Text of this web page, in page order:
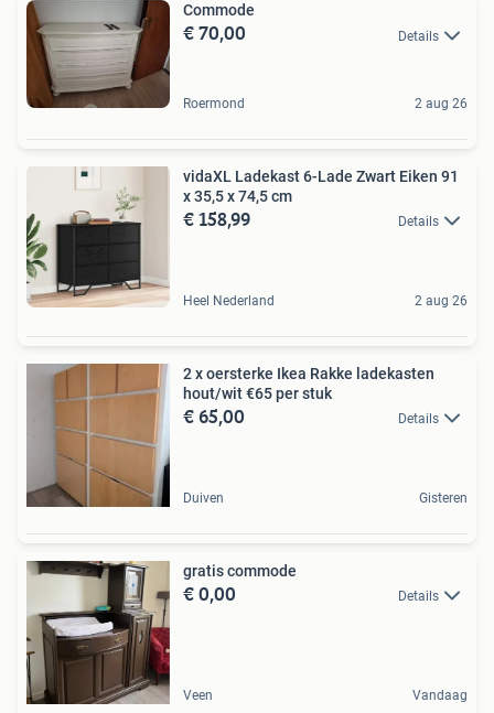
Commode
€ 70,00 Details
Roermond 2 aug 26
vidaXL Ladekast 6-Lade Zwart Eiken 91
x 35,5 x 74,5 cm
€ 158,99 Details
Heel Nederland 2 aug 26
2 x oersterke Ikea Rakke ladekasten
hout/wit €65 per stuk
€ 65,00 Details
Duiven Gisteren
gratis commode
€ 0,00 Details
Veen Vandaag